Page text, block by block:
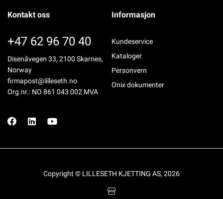
Kontakt oss
+47 62 96 70 40
Disenåvegen 33, 2100 Skarnes,
Norway
firmapost@lilleseth.no
Org.nr.: NO 861 043 002 MVA
Informasjon
Kundeservice
Kataloger
Personvern
Onix dokumenter
Copyright © LILLESETH KJETTING AS, 2026